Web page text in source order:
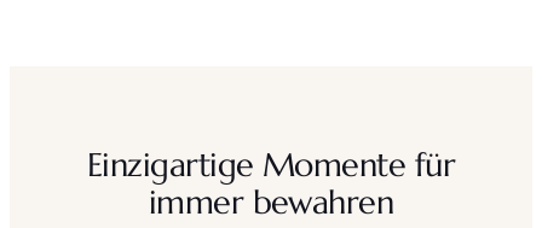
Einzigartige Momente für
immer bewahren